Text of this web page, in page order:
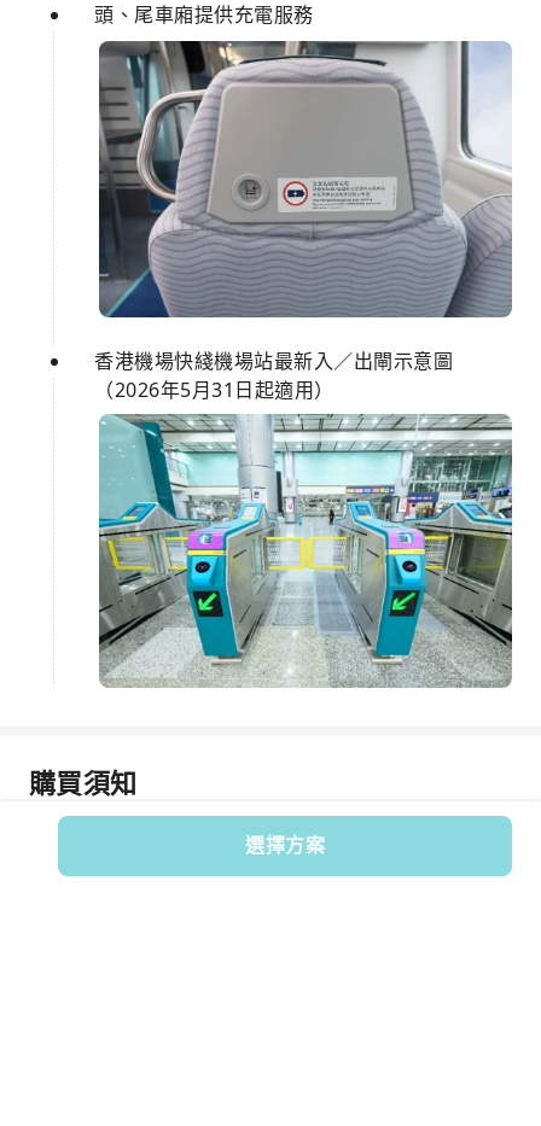
選擇方案
頭、尾車廂提供充電服務
香港機場快綫機場站最新入／出閘示意圖
（2026年5月31日起適用）
購買須知